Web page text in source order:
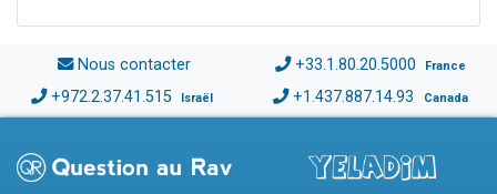
Nous contacter +33.1.80.20.5000 France
+972.2.37.41.515 Israël +1.437.887.14.93 Canada